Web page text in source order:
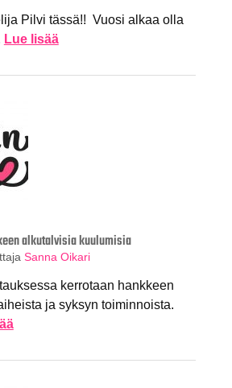
Pilvi tässä!! Vuosi alkaa olla
Lue lisää
alkutalvisia kuulumisia
Sanna Oikari
kerrotaan hankkeen
ja syksyn toiminnoista.